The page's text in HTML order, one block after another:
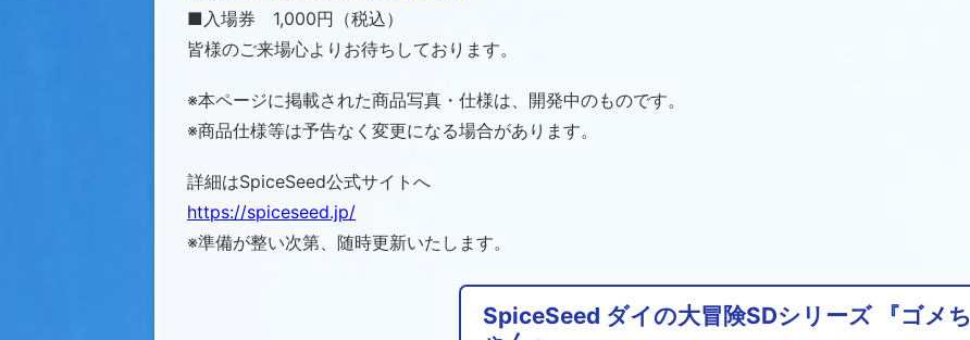
■入場券 1,000円（税込）
皆様のご来場心よりお待ちしております。
※本ページに掲載された商品写真・仕様は、開発中のものです。
※商品仕様等は予告なく変更になる場合があります。
詳細はSpiceSeed公式サイトへ
https://spiceseed.jp/
※準備が整い次第、随時更新いたします。
SpiceSeed ダイの大冒険SDシリーズ 『ゴメち